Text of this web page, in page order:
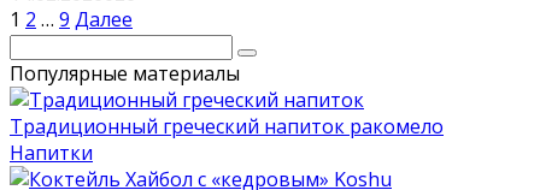
Пагинация
записей
1 2 … 9 Далее
Поиск:
Популярные материалы
Традиционный греческий напиток ракомело
Напитки